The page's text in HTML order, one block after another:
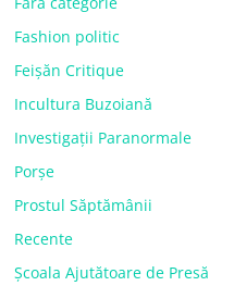
Fashion politic
Feișăn Critique
Incultura Buzoiană
Investigații Paranormale
Porșe
Prostul Săptămânii
Recente
Școala Ajutătoare de Presă